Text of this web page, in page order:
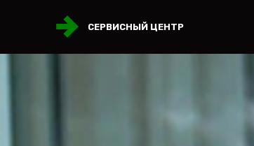
СЕРВИСНЫЙ ЦЕНТР